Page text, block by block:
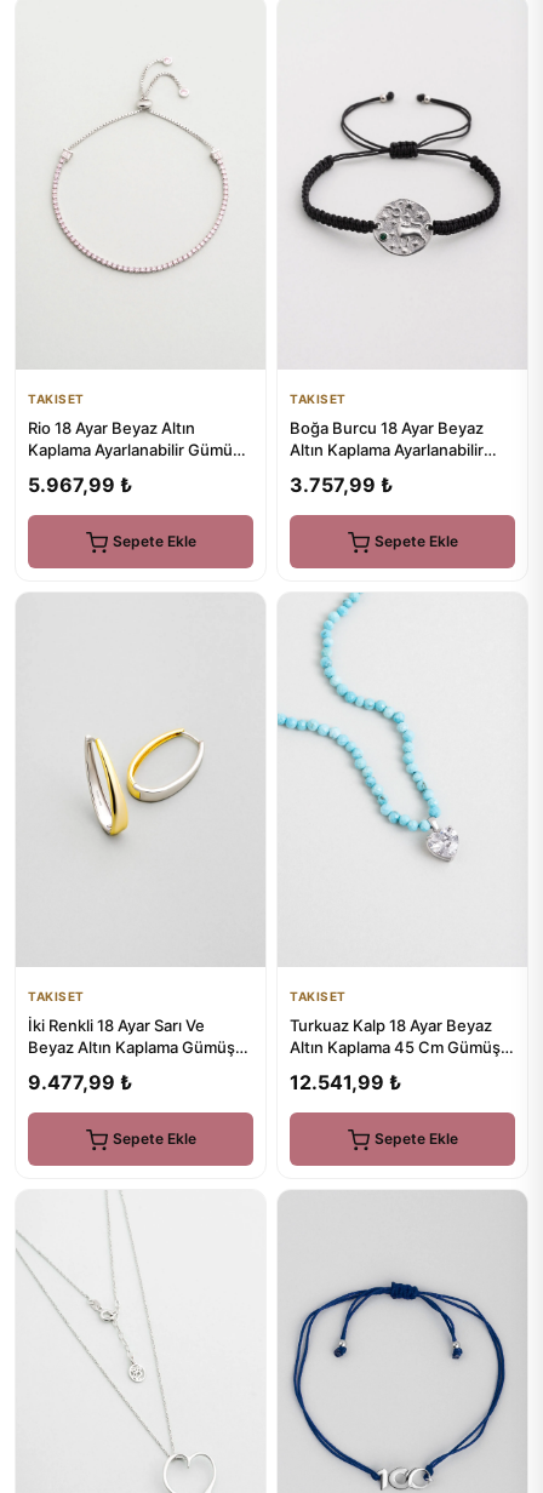
TAKISET
Rio 18 Ayar Beyaz Altın
Kaplama Ayarlanabilir Gümüş
5.967,99 ₺
Sepete Ekle
TAKISET
Boğa Burcu 18 Ayar Beyaz
Altın Kaplama Ayarlanabilir
3.757,99 ₺
Sepete Ekle
TAKISET
İki Renkli 18 Ayar Sarı Ve
Beyaz Altın Kaplama Gümüş
9.477,99 ₺
Sepete Ekle
TAKISET
Turkuaz Kalp 18 Ayar Beyaz
Altın Kaplama 45 Cm Gümüş
12.541,99 ₺
Sepete Ekle